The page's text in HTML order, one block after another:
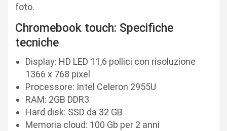
foto.
Chromebook touch: Specifiche
tecniche
Display: HD LED 11,6 pollici con risoluzione
1366 x 768 pixel
Processore: Intel Celeron 2955U
RAM: 2GB DDR3
Hard disk: SSD da 32 GB
Memoria cloud: 100 Gb per 2 anni